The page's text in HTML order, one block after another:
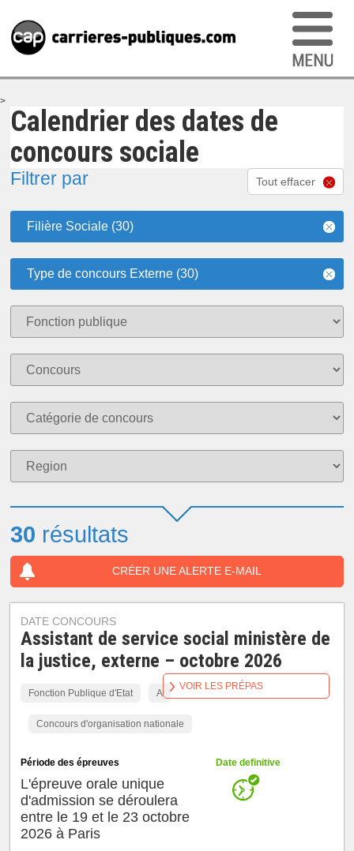
>
Calendrier des dates de
concours sociale
Filtrer par Tout effacer
Filière Sociale (30)
Type de concours Externe (30)
30 résultats
CRÉER UNE ALERTE E-MAIL
DATE CONCOURS
Assistant de service social ministère de
la justice, externe – octobre 2026
Fonction Publique d'Etat A
Concours d'organisation nationale
Période des épreuves
L'épreuve orale unique
d'admission se déroulera
entre le 19 et le 23 octobre
2026 à Paris
Date definitive
VOIR LES PRÉPAS